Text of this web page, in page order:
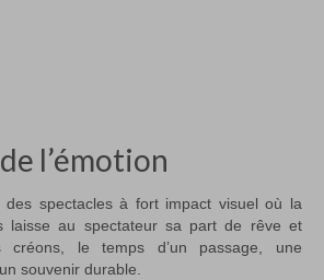
l’émotion
des spectacles à fort impact visuel où la
laisse au spectateur sa part de rêve et
créons, le temps d’un passage, une
souvenir durable.